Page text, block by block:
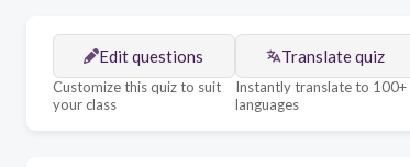
Edit questions
Customize this quiz to suit
your class
Translate quiz
Instantly translate to 100+
languages